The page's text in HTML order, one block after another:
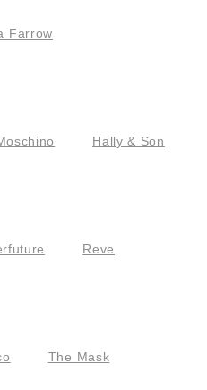
Farrow
Hally & Son
Reve
The Mask